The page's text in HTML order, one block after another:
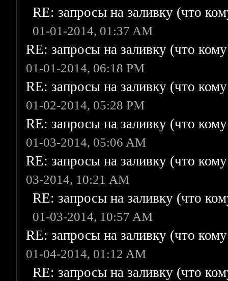
RE: запросы на заливку (что
01-01-2014, 01:37 AM
RE: запросы на заливку (что
01-01-2014, 06:18 PM
RE: запросы на заливку (что
01-02-2014, 05:28 PM
RE: запросы на заливку (что
01-03-2014, 05:06 AM
RE: запросы на заливку (что
03-2014, 10:21 AM
RE: запросы на заливку (что
01-03-2014, 10:57 AM
RE: запросы на заливку (что
01-04-2014, 01:12 AM
RE: запросы на заливку (что